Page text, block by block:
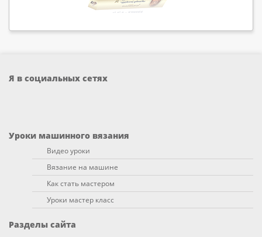
Я в социальных сетях
Уроки машинного вязания
Видео уроки
Вязание на машине
Как стать мастером
Уроки мастер класс
Разделы сайта